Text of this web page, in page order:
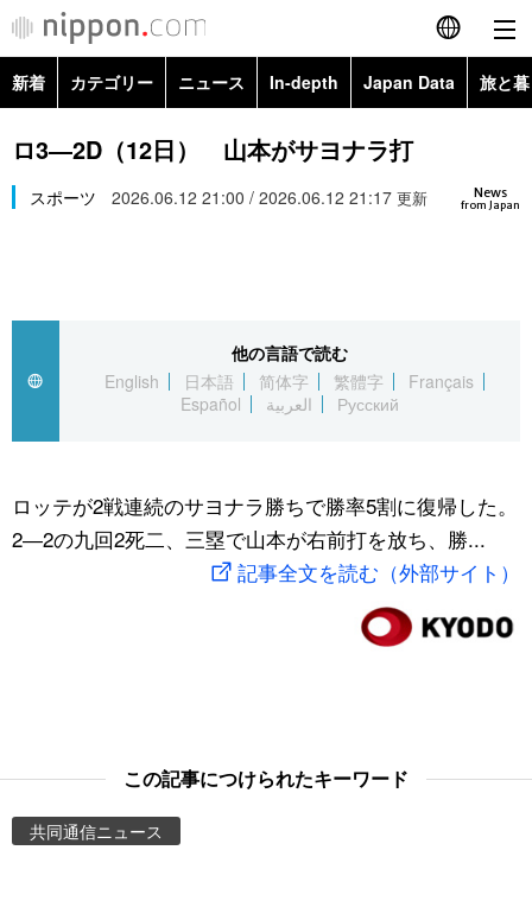
English
简体字
繁體字
العربية
社会
スポーツ・東京2020
旅と暮らし
Images
新着 カテゴリー ニュース In-depth Japan Data 旅と
政治・外交
経済・ビジネス
社会
文化
科学・技術
暮らし
Images
お知らせ
ロ3―2D（12日） 山本がサヨナラ打
News
from Japan
スポーツ 2026.06.12 21:00 / 2026.06.12 21:17 更新
他の言語で読む
English
日本語 简体字 繁體字
Français
Español
العربية Русский
ロッテが2戦連続のサヨナラ勝ちで勝率5割に復帰した。
2―2の九回2死二、三塁で山本が右前打を放ち、勝...
記事全文を読む（外部サイト）
この記事につけられたキーワード
共同通信ニュース